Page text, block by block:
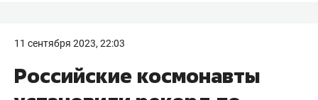
11 сентября 2023, 22:03
Российские космонавты